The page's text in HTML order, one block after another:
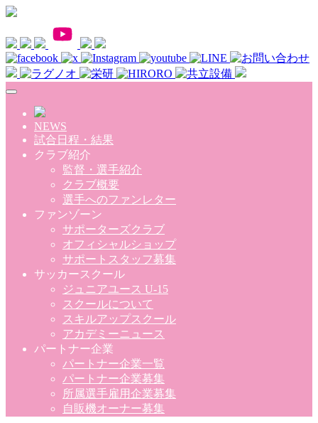
Skip to main content
NEWS
試合日程・結果
クラブ紹介
監督・選手紹介
クラブ概要
選手へのファンレター
ファンゾーン
サポーターズクラブ
オフィシャルショップ
サポートスタッフ募集
サッカースクール
ジュニアユース U-15
スクールについて
スキルアップスクール
アカデミーニュース
パートナー企業
パートナー企業一覧
パートナー企業募集
所属選手雇用企業募集
自販機オーナー募集